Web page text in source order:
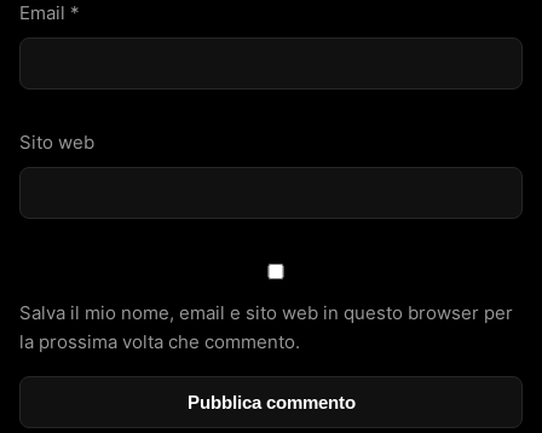
Email *
Sito web
Salva il mio nome, email e sito web in questo browser per
la prossima volta che commento.